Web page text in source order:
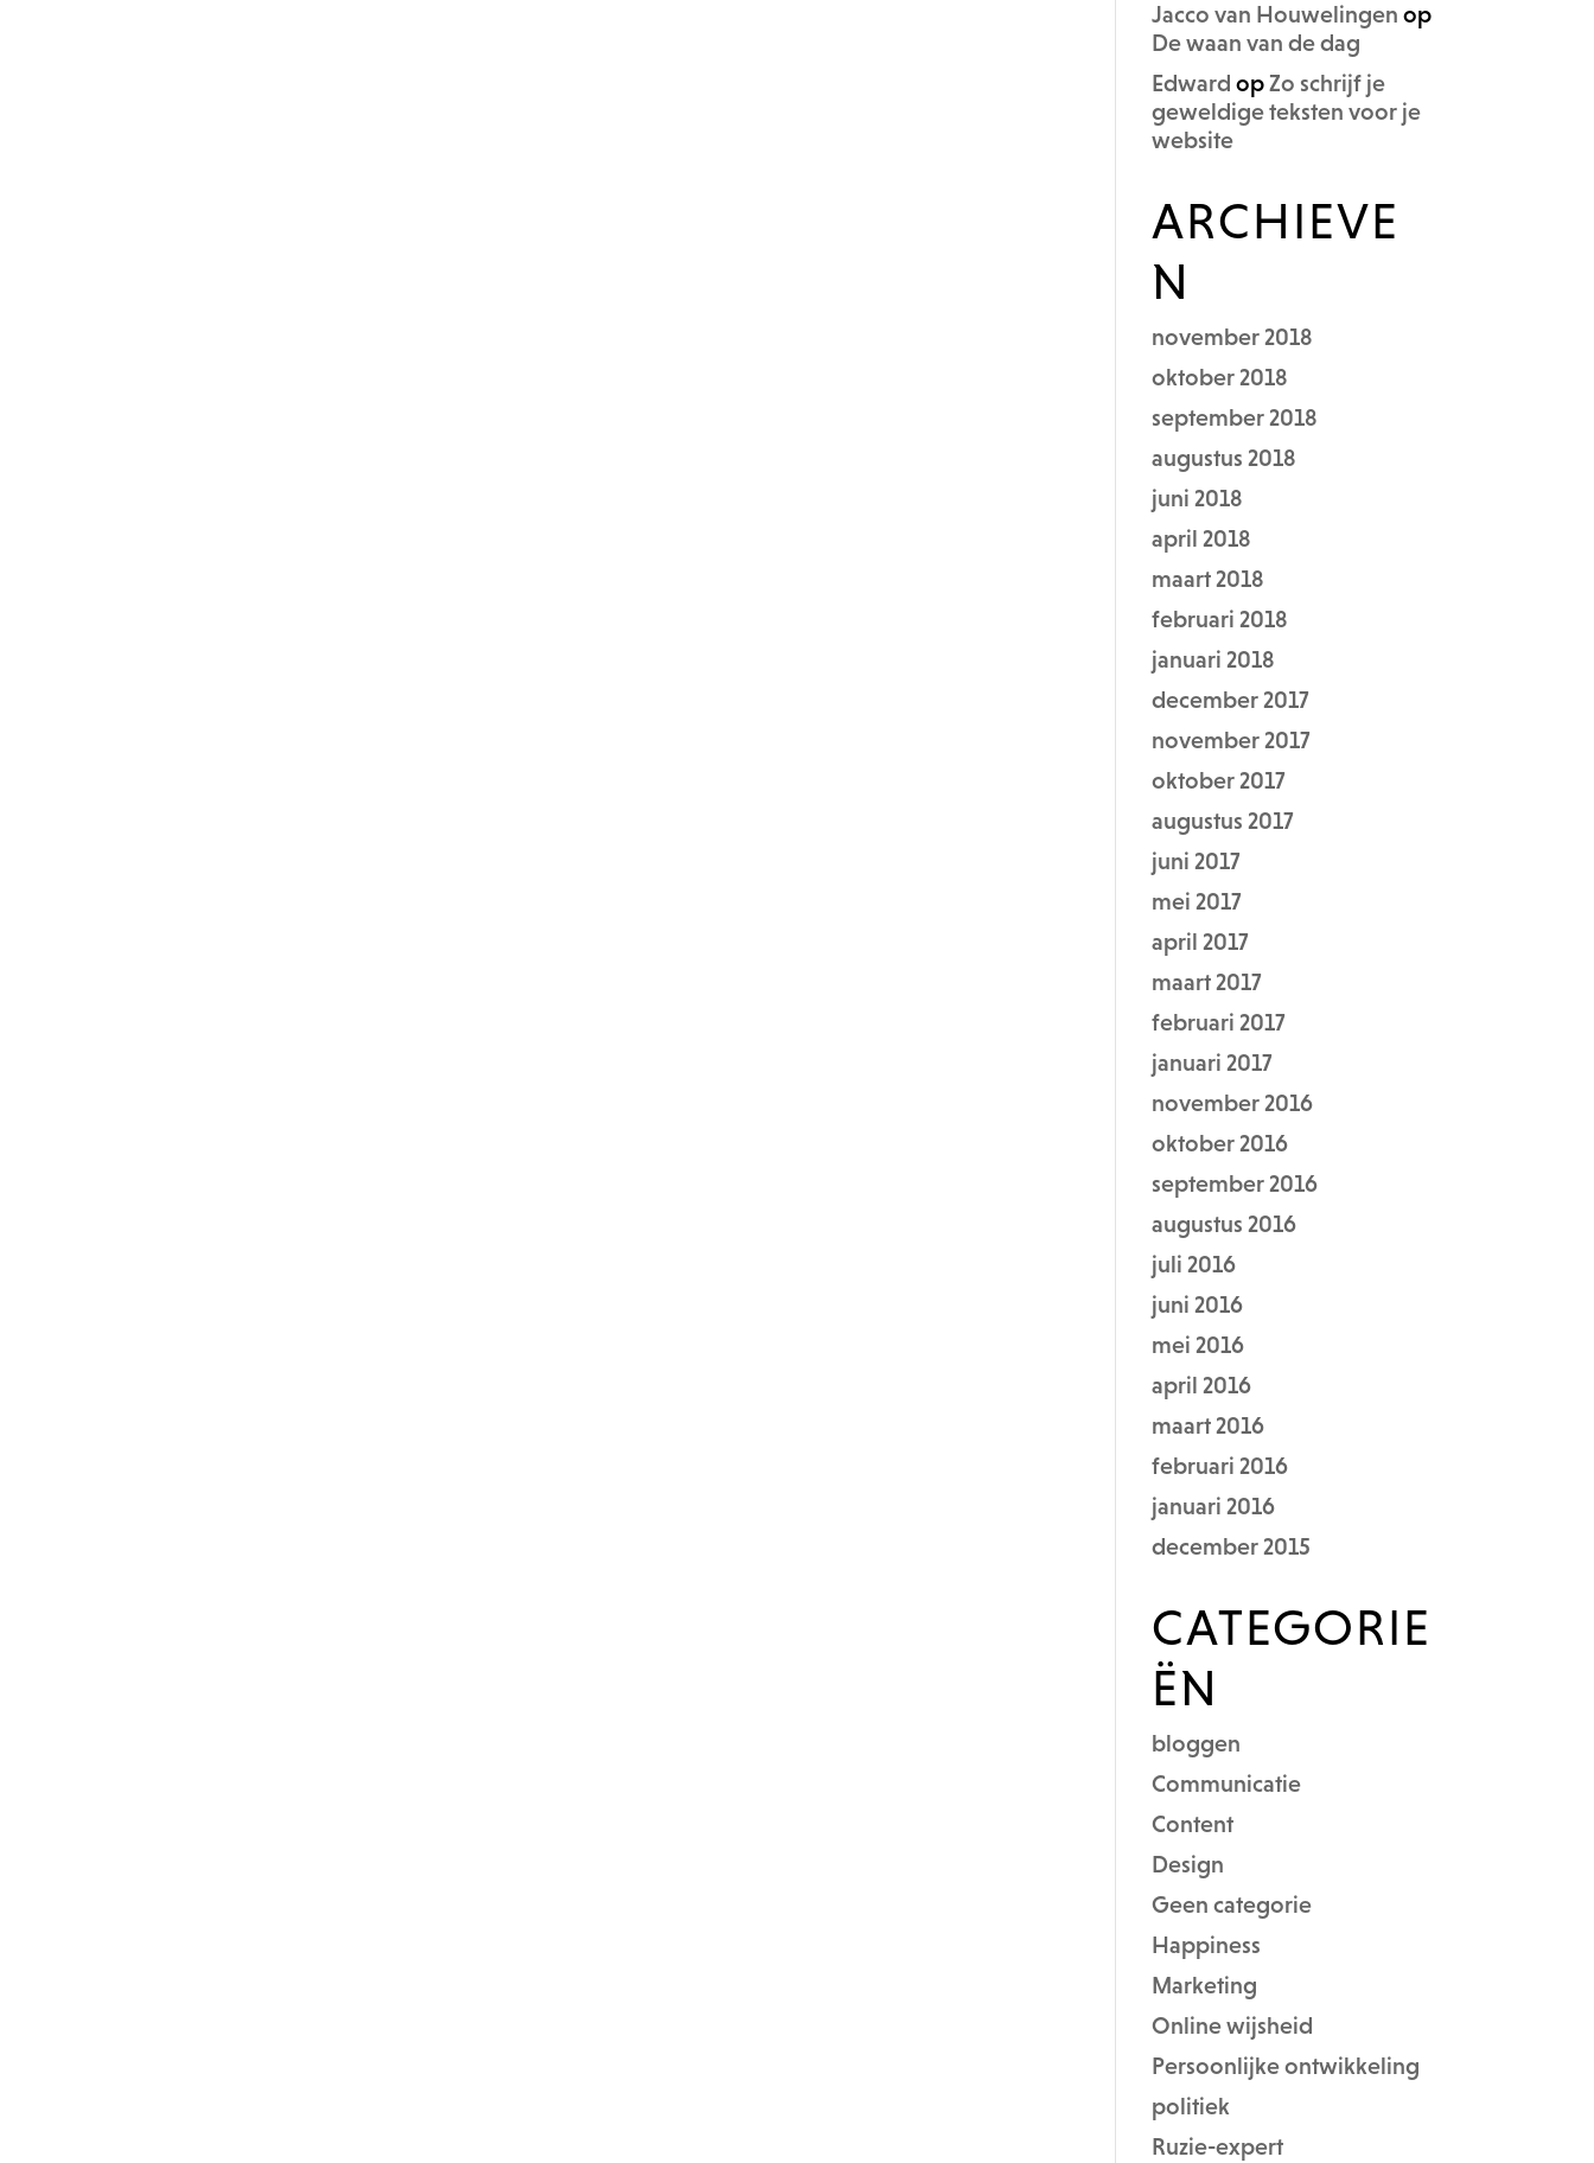
Jacco van Houwelingen op
De waan van de dag
Edward opZo schrijf je
geweldige teksten voor je
website
ARCHIEVE
N
november 2018
oktober 2018
september 2018
augustus 2018
juni 2018
april 2018
maart 2018
februari 2018
januari 2018
december 2017
november 2017
oktober 2017
augustus 2017
juni 2017
mei 2017
april 2017
maart 2017
februari 2017
januari 2017
november 2016
oktober 2016
september 2016
augustus 2016
juli 2016
juni 2016
mei 2016
april 2016
maart 2016
februari 2016
januari 2016
december 2015
CATEGORIE
ËN
bloggen
Communicatie
Content
Design
Geen categorie
Happiness
Marketing
Online wijsheid
Persoonlijke ontwikkeling
politiek
Ruzie-expert